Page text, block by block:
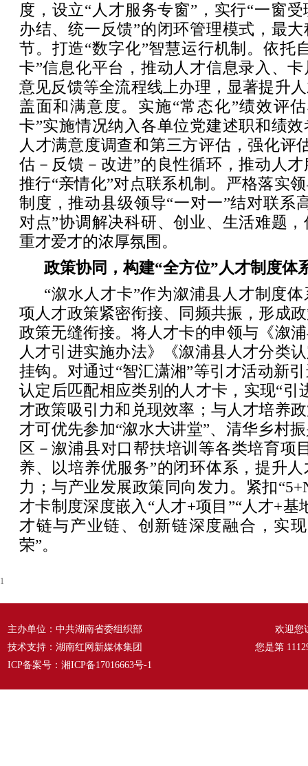
度，设立“人才服务专窗”，实行“一窗
办结、统一反馈”的闭环管理模式，最
节。打造“数字化”智慧运行机制。依托
卡”信息化平台，推动人才信息录入、
意见反馈等全流程线上办理，显著提升
盖面和满意度。实施“常态化”绩效评
卡”实施情况纳入各单位党建述职和绩
人才满意度调查和第三方评估，强化评
估－反馈－改进”的良性循环，推动人
推行“亲情化”对点联系机制。严格落实
制度，推动县级领导“一对一”结对联系
对点”协调解决科研、创业、生活难题
重才爱才的浓厚氛围。
政策协同，构建“全方位”人才制度体
“溆水人才卡”作为溆浦县人才制度
项人才政策紧密衔接、同频共振，形成
政策无缝衔接。将人才卡的申领与《溆
人才引进实施办法》《溆浦县人才分类
挂钩。对通过“智汇潇湘”等引才活动新
认定后匹配相应类别的人才卡，实现“引
才政策吸引力和兑现效率；与人才培养
才可优先参加“溆水大讲堂”、清华乡村
区－溆浦县对口帮扶培训等各类培育项
养、以培养优服务”的闭环体系，提升
力；与产业发展政策同向发力。紧扣
才卡制度深度嵌入“人才+项目”“人才+基
才链与产业链、创新链深度融合，实
荣”。
1
主办单位：中共湖南省委组织部
技术支持：湖南红网新媒体集团
ICP备案号： 湘ICP备17016663号-1
欢迎您
您是第